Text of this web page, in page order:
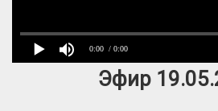
0:00 / 0:00
Эфир